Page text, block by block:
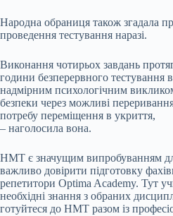
Народна обраниця також згадала
проведення тестування наразі.
Виконання чотирьох завдань
години безперервного
надмірним психологічним
безпеки через можливі
потребу переміщення в укриття,
– наголосила вона.
НМТ є значущим випробуванням
важливо довірити підготовку
репетитори Optima Academy. Тут
необхідні знання з обраних
готуйтеся до НМТ разом із